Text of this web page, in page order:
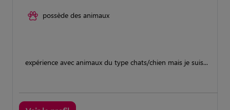
possède des animaux
expérience avec animaux du type chats/chien mais je suis...